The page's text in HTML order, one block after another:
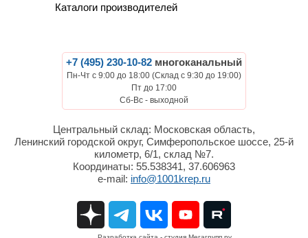
Каталоги производителей
+7 (495) 230-10-82 многоканальный
Пн-Чт с 9:00 до 18:00 (Склад с 9:30 до 19:00)
Пт до 17:00
Сб-Вс - выходной
Центральный склад: Московская область,
Ленинский городской округ, Симферопольское шоссе, 25-й
километр, 6/1, склад №7.
Координаты: 55.538341, 37.606963
e-mail: info@1001krep.ru